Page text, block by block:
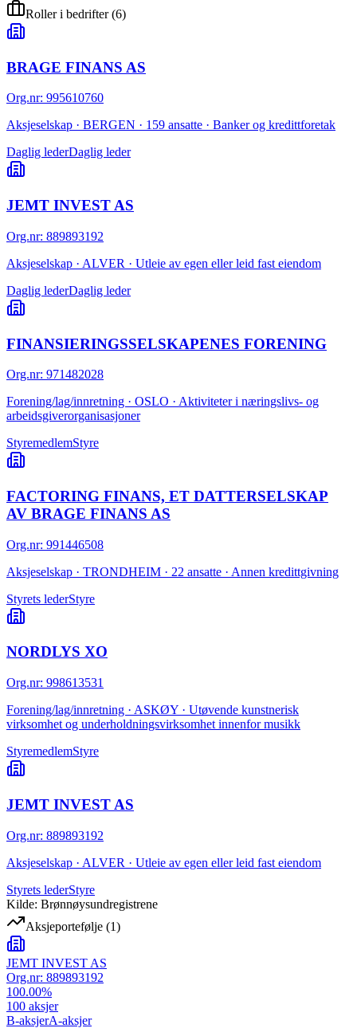
Roller i bedrifter(6)
BRAGE FINANS AS
Org.nr: 995610760
Aksjeselskap · BERGEN · 159 ansatte · Banker og kredittforetak
Daglig lederDaglig leder
JEMT INVEST AS
Org.nr: 889893192
Aksjeselskap · ALVER · Utleie av egen eller leid fast eiendom
Daglig lederDaglig leder
FINANSIERINGSSELSKAPENES FORENING
Org.nr: 971482028
Forening/lag/innretning · OSLO · Aktiviteter i næringslivs- og
arbeidsgiverorganisasjoner
StyremedlemStyre
FACTORING FINANS, ET DATTERSELSKAP
AV BRAGE FINANS AS
Org.nr: 991446508
Aksjeselskap · TRONDHEIM · 22 ansatte · Annen kredittgivning
Styrets lederStyre
NORDLYS XO
Org.nr: 998613531
Forening/lag/innretning · ASKØY · Utøvende kunstnerisk
virksomhet og underholdningsvirksomhet innenfor musikk
StyremedlemStyre
JEMT INVEST AS
Org.nr: 889893192
Aksjeselskap · ALVER · Utleie av egen eller leid fast eiendom
Styrets lederStyre
Kilde: Brønnøysundregistrene
Aksjeportefølje (1)
JEMT INVEST AS
Org.nr: 889893192
100.00%
100 aksjer
B-aksjerA-aksjer